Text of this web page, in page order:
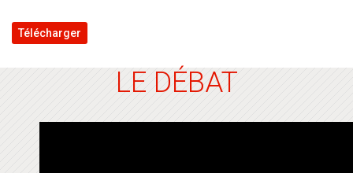
Télécharger
LE DÉBAT